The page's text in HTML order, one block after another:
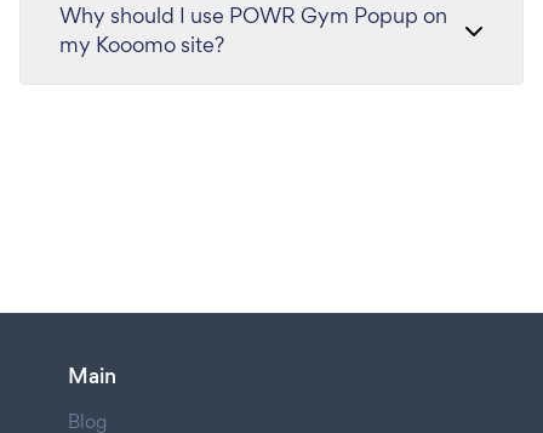
Why should I use POWR Gym Popup on
my Kooomo site?
Main
Blog